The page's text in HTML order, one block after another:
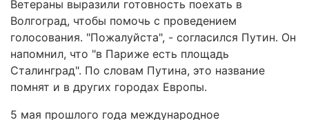
Ветераны выразили готовность поехать в
Волгоград, чтобы помочь с проведением
голосования. "Пожалуйста", - согласился Путин. Он
напомнил, что "в Париже есть площадь
Сталинград". По словам Путина, это название
помнят и в других городах Европы.
5 мая прошлого года международное